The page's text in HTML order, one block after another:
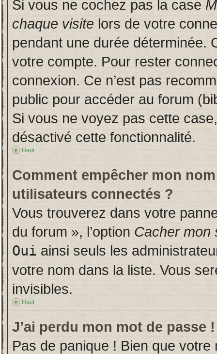
Si vous ne cochez pas la case
chaque visite lors de votre
pendant une durée déterminée.
votre compte. Pour rester
connexion. Ce n’est pas
public pour accéder au forum
Si vous ne voyez pas cette
désactivé cette fonctionnalité.
Haut
Comment empêcher mon
utilisateurs connectés ?
Vous trouverez dans votre
du forum », l’option Cacher mon
Oui ainsi seuls les
votre nom dans la liste. Vous
invisibles.
Haut
J’ai perdu mon mot de passe !
Pas de panique ! Bien que